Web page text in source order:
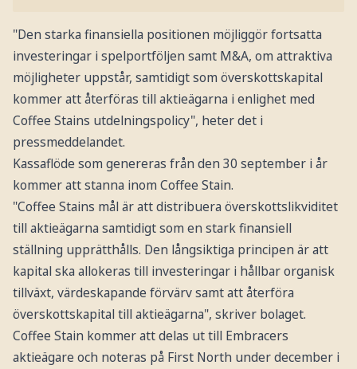
"Den starka finansiella positionen möjliggör fortsatta
investeringar i spelportföljen samt M&A, om attraktiva
möjligheter uppstår, samtidigt som överskottskapital
kommer att återföras till aktieägarna i enlighet med
Coffee Stains utdelningspolicy", heter det i
pressmeddelandet.
Kassaflöde som genereras från den 30 september i år
kommer att stanna inom Coffee Stain.
"Coffee Stains mål är att distribuera överskottslikviditet
till aktieägarna samtidigt som en stark finansiell
ställning upprätthålls. Den långsiktiga principen är att
kapital ska allokeras till investeringar i hållbar organisk
tillväxt, värdeskapande förvärv samt att återföra
överskottskapital till aktieägarna", skriver bolaget.
Coffee Stain kommer att delas ut till Embracers
aktieägare och noteras på First North under december i